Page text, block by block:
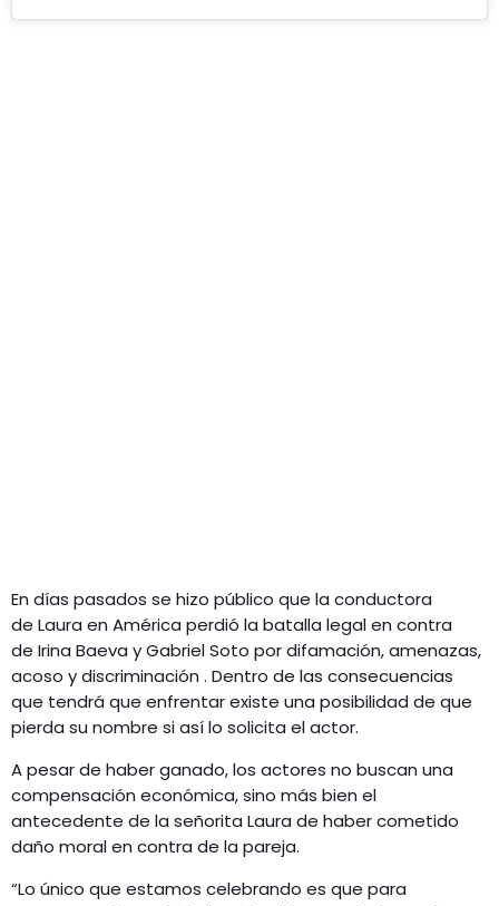
En días pasados se hizo público que la conductora
de Laura en América perdió la batalla legal en contra
de Irina Baeva y Gabriel Soto por difamación, amenazas,
acoso y discriminación . Dentro de las consecuencias
que tendrá que enfrentar existe una posibilidad de que
pierda su nombre si así lo solicita el actor.
A pesar de haber ganado, los actores no buscan una
compensación económica, sino más bien el
antecedente de la señorita Laura de haber cometido
daño moral en contra de la pareja.
“Lo único que estamos celebrando es que para